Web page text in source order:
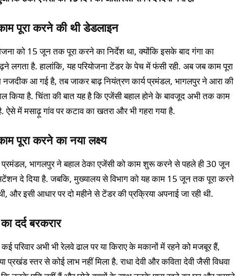
पूरा करने की थी डेडलाइन
को 15 जून तक पूरा करने का निर्देश था, क्योंकि इसके बाद गंगा का
लगता है. हालांकि, यह परियोजना टेंडर के पेच में फंसी रही. अब जब काम पूरा
आ गई है, तब जाकर बाढ़ नियंत्रण कार्य प्रमंडल, भागलपुर ने आरा की
किया है. चिंता की बात यह है कि एजेंसी बहाल होने के बावजूद अभी तक काम
ऐसे में मसाढ़ू गांव पर कटाव का खतरा और भी गहरा गया है.
पूरा करने का नया लक्ष्य
प्रमंडल, भागलपुर ने बहाल ठेका एजेंसी को काम शुरू करने से पहले ही 30 जून
दे दिया है. जबकि, मुख्यालय से विभाग को यह काम 15 जून तक पूरा करने
और इसी आधार पर दो महीने से टेंडर की प्रक्रिया अपनाई जा रही थी.
दर्द बरकरार
परिवार अभी भी रेलवे ढाल पर या किराए के मकानों में रहने को मजबूर हैं,
प्रखंड स्तर से कोई लाभ नहीं मिला है. राधा देवी और कविता देवी जैसी विधवा